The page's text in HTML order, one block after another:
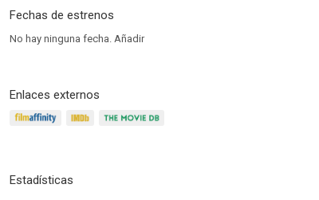
Fechas de estrenos
No hay ninguna fecha. Añadir
Enlaces externos
Estadísticas